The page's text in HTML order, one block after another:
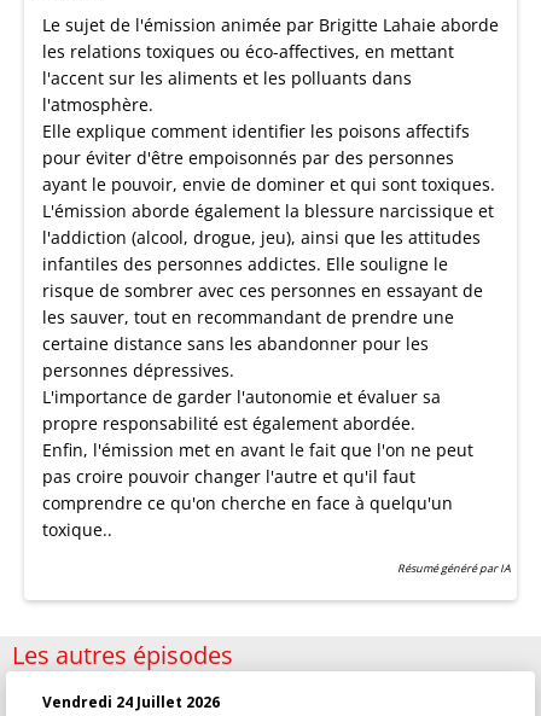
Le sujet de l'émission animée par Brigitte Lahaie aborde
les relations toxiques ou éco-affectives, en mettant
l'accent sur les aliments et les polluants dans
l'atmosphère.
Elle explique comment identifier les poisons affectifs
pour éviter d'être empoisonnés par des personnes
ayant le pouvoir, envie de dominer et qui sont toxiques.
L'émission aborde également la blessure narcissique et
l'addiction (alcool, drogue, jeu), ainsi que les attitudes
infantiles des personnes addictes. Elle souligne le
risque de sombrer avec ces personnes en essayant de
les sauver, tout en recommandant de prendre une
certaine distance sans les abandonner pour les
personnes dépressives.
L'importance de garder l'autonomie et évaluer sa
propre responsabilité est également abordée.
Enfin, l'émission met en avant le fait que l'on ne peut
pas croire pouvoir changer l'autre et qu'il faut
comprendre ce qu'on cherche en face à quelqu'un
toxique..
Résumé généré par IA
Les autres épisodes
Vendredi 24 Juillet 2026